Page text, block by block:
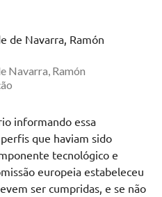
Navarra, Ramón
informando essa
que haviam sido
tecnológico e
europeia estabeleceu
ser cumpridas, e se não